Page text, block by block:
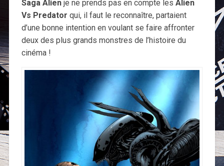
Saga Alienje ne prends pas en compte les Alien
Vs Predator qui, il faut le reconnaître, partaient
d’une bonne intention en voulant se faire affronter
deux des plus grands monstres de l’histoire du
cinéma !